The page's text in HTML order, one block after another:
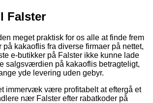
Falster
meget praktisk for os alle at finde frem
på kakaoflis fra diverse firmaer på nettet,
e-butikker på Falster ikke kunne lade
salgsværdien på kakaoflis betragteligt,
yde levering uden gebyr.
immervæk være profitabelt at eftergå et
nær Falster efter rabatkoder på